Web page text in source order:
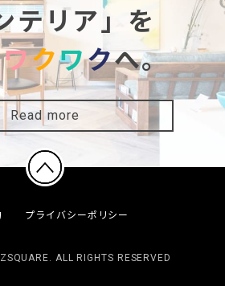
テリア」を
ワクワクへ。
Read more
プライバシーポリシー
ALL RIGHTS RESERVED